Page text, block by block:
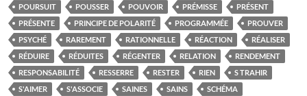
POURSUIT
POUSSER POUVOIR PRÉMISSE
PRÉSENT
PRÉSENTE
PRINCIPE DE POLARITÉ PROGRAMMÉE
PROUVER
PSYCHÉ
RAREMENT RATIONNELLE RÉACTION
RÉALISER
RÉDUIRE
RÉDUITES RÉGENTER RELATION
RENDEMENT
RESPONSABILITÉ
RESSERRE RESTER RIEN
S TRAHIR
S'AIMER
S'ASSOCIE SAINES SAINS
SCHÉMA